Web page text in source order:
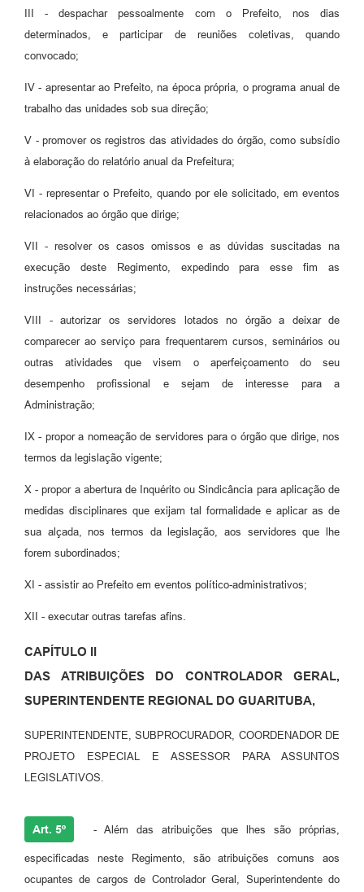
III - despachar pessoalmente com o Prefeito, nos dias
determinados, e participar de reuniões coletivas, quando
convocado;
IV - apresentar ao Prefeito, na época própria, o programa anual de
trabalho das unidades sob sua direção;
V - promover os registros das atividades do órgão, como subsídio
à elaboração do relatório anual da Prefeitura;
VI - representar o Prefeito, quando por ele solicitado, em eventos
relacionados ao órgão que dirige;
VII - resolver os casos omissos e as dúvidas suscitadas na
execução deste Regimento, expedindo para esse fim as
instruções necessárias;
VIII - autorizar os servidores lotados no órgão a deixar de
comparecer ao serviço para frequentarem cursos, seminários ou
outras atividades que visem o aperfeiçoamento do seu
desempenho profissional e sejam de interesse para a
Administração;
IX - propor a nomeação de servidores para o órgão que dirige, nos
termos da legislação vigente;
X - propor a abertura de Inquérito ou Sindicância para aplicação de
medidas disciplinares que exijam tal formalidade e aplicar as de
sua alçada, nos termos da legislação, aos servidores que lhe
forem subordinados;
XI - assistir ao Prefeito em eventos político-administrativos;
XII - executar outras tarefas afins.
CAPÍTULO II
DAS ATRIBUIÇÕES DO CONTROLADOR GERAL,
SUPERINTENDENTE REGIONAL DO GUARITUBA,
SUPERINTENDENTE, SUBPROCURADOR, COORDENADOR DE
PROJETO ESPECIAL E ASSESSOR PARA ASSUNTOS
LEGISLATIVOS.
Art. 5º - Além das atribuições que lhes são próprias,
especificadas neste Regimento, são atribuições comuns aos
ocupantes de cargos de Controlador Geral, Superintendente do